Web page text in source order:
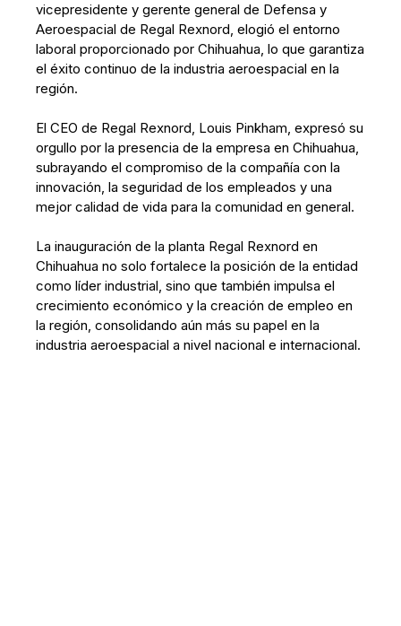
vicepresidente y gerente general de Defensa y
Aeroespacial de Regal Rexnord, elogió el entorno
laboral proporcionado por Chihuahua, lo que garantiza
el éxito continuo de la industria aeroespacial en la
región.
El CEO de Regal Rexnord, Louis Pinkham, expresó su
orgullo por la presencia de la empresa en Chihuahua,
subrayando el compromiso de la compañía con la
innovación, la seguridad de los empleados y una
mejor calidad de vida para la comunidad en general.
La inauguración de la planta Regal Rexnord en
Chihuahua no solo fortalece la posición de la entidad
como líder industrial, sino que también impulsa el
crecimiento económico y la creación de empleo en
la región, consolidando aún más su papel en la
industria aeroespacial a nivel nacional e internacional.